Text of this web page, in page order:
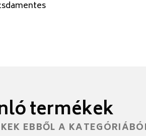
termékek
EBBŐL A